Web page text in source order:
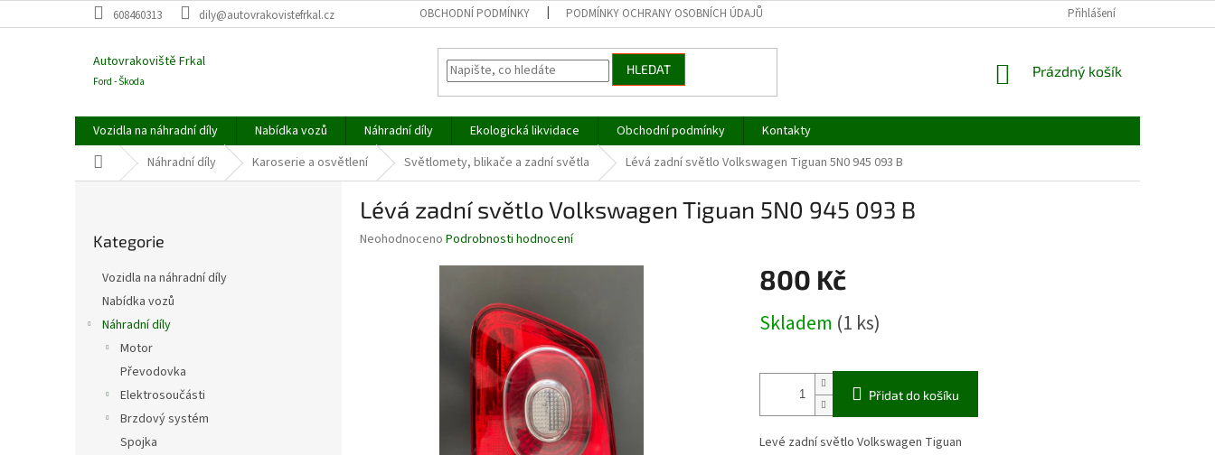
na
608460313 dily@autovrakovistefrkal.cz OBCHODNÍ PODMÍNKY PODMÍNKY OCHRANY OSOBNÍCH ÚDAJŮ Přihlášení
Autovrakoviště Frkal
Ford - Škoda
HLEDAT
NÁKUPNÍ
Prázdný košík
Vozidla na náhradní díly Nabídka vozů Náhradní díly Ekologická likvidace Obchodní podmínky
Kontakty
Domů Náhradní díly Karoserie a osvětlení Světlomety, blikače a zadní světla Lévá zadní světlo Volkswagen Tiguan 5N0 945 093 B
kategorie
Kategorie
Vozidla na náhradní díly
Nabídka vozů
Náhradní díly
Motor
Převodovka
Elektrosoučásti
Brzdový systém
Spojka
Lévá zadní světlo Volkswagen Tiguan 5N0 945 093 B
Průměrné
Neohodnoceno Podrobnosti hodnocení
800 Kč
cena:
Skladem (1 ks)
Přidat do košíku
Levé zadní světlo Volkswagen Tiguan